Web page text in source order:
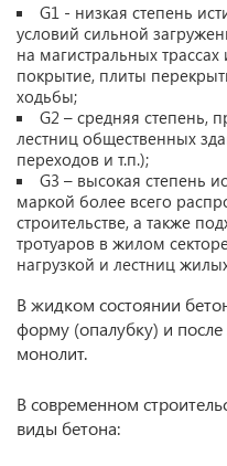
G1 - низкая степень
условий сильной
на магистральных
покрытие, плиты
ходьбы;
G2 – средняя степень,
лестниц общественных
переходов и т.п.);
G3 – высокая степень
маркой более всего
строительстве, а также
тротуаров в жилом
нагрузкой и лестниц
В жидком состоянии
форму (опалубку) и после
монолит.
В современном
виды бетона: